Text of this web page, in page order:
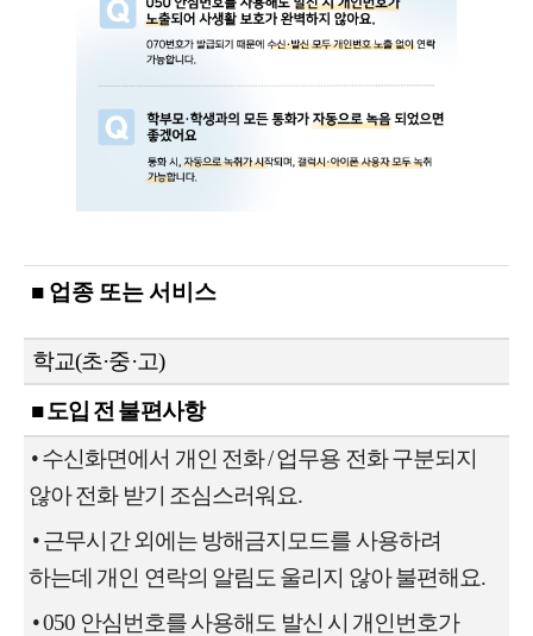
■ 업종 또는 서비스
학교(초·중·고)
■ 도입 전 불편사항
• 수신화면에서 개인 전화 / 업무용 전화 구분되지
않아 전화 받기 조심스러워요.
• 근무시간 외에는 방해금지모드를 사용하려
하는데 개인 연락의 알림도 울리지 않아 불편해요.
•050 안심번호를 사용해도 발신 시 개인번호가